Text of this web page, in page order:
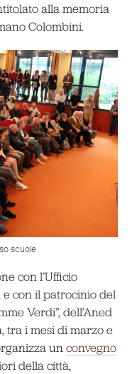
alla memoria
Colombini.
scuole
con l’Ufficio
con il patrocinio del
Verdi”, dell’Aned
tra i mesi di marzo e
un convegno
della città,